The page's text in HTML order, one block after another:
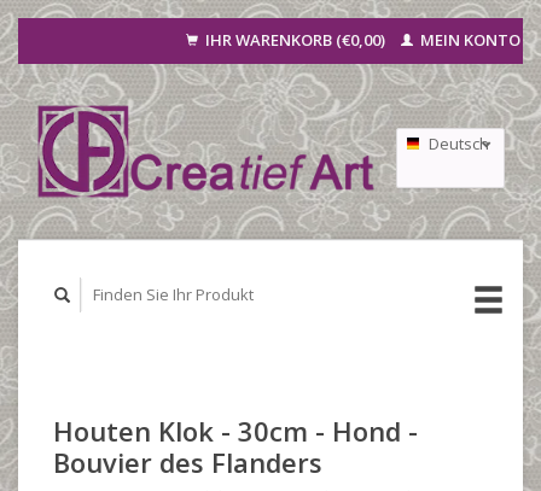
IHR WARENKORB (€0,00) MEIN KONTO
Deutsch
Nederlands
Houten Klok - 30cm - Hond -
Bouvier des Flanders